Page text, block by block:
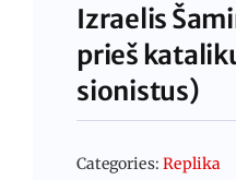
Izraelis
prieš
sionistus)
Categories:Replika